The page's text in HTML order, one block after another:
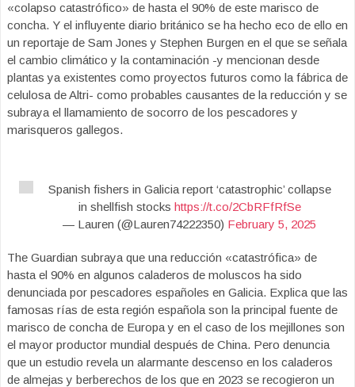
«colapso catastrófico» de hasta el 90% de este marisco de
concha. Y el influyente diario británico se ha hecho eco de ello en
un reportaje de Sam Jones y Stephen Burgen en el que se señala
el cambio climático y la contaminación -y mencionan desde
plantas ya existentes como proyectos futuros como la fábrica de
celulosa de Altri- como probables causantes de la reducción y se
subraya el llamamiento de socorro de los pescadores y
marisqueros gallegos.
Spanish fishers in Galicia report ‘catastrophic’ collapse
in shellfish stocks https://t.co/2CbRFfRfSe
— Lauren (@Lauren74222350) February 5, 2025
The Guardian subraya que una reducción «catastrófica» de
hasta el 90% en algunos caladeros de moluscos ha sido
denunciada por pescadores españoles en Galicia. Explica que las
famosas rías de esta región española son la principal fuente de
marisco de concha de Europa y en el caso de los mejillones son
el mayor productor mundial después de China. Pero denuncia
que un estudio revela un alarmante descenso en los caladeros
de almejas y berberechos de los que en 2023 se recogieron un